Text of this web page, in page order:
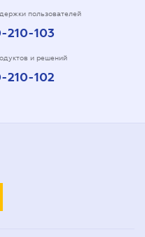
пользователей
210-103
и решений
210-102